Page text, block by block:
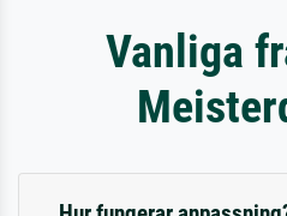
Vanliga